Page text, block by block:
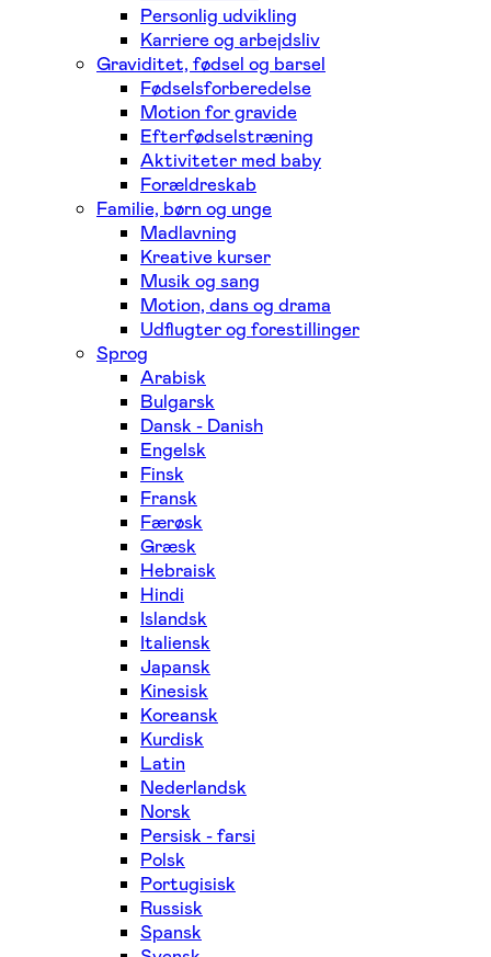
Personlig udvikling
Karriere og arbejdsliv
Graviditet, fødsel og barsel
Fødselsforberedelse
Motion for gravide
Efterfødselstræning
Aktiviteter med baby
Forældreskab
Familie, børn og unge
Madlavning
Kreative kurser
Musik og sang
Motion, dans og drama
Udflugter og forestillinger
Sprog
Arabisk
Bulgarsk
Dansk - Danish
Engelsk
Finsk
Fransk
Færøsk
Græsk
Hebraisk
Hindi
Islandsk
Italiensk
Japansk
Kinesisk
Koreansk
Kurdisk
Latin
Nederlandsk
Norsk
Persisk - farsi
Polsk
Portugisisk
Russisk
Spansk